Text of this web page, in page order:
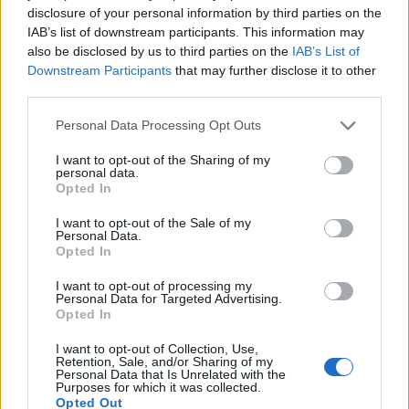
disclosure of your personal information by third parties on the
IAB’s list of downstream participants. This information may
also be disclosed by us to third parties on the IAB’s List of
Downstream Participants that may further disclose it to other
Personal Data Processing Opt Outs
I want to opt-out of the Sharing of my
personal data.
Opted In
I want to opt-out of the Sale of my
Personal Data.
Opted In
I want to opt-out of processing my
Personal Data for Targeted Advertising.
Opted In
I want to opt-out of Collection, Use,
Retention, Sale, and/or Sharing of my
Personal Data that Is Unrelated with the
Purposes for which it was collected.
Opted Out
PRÓXIMO
Barcelos apresenta programa de Comemorações dos 50
anos do 25 de abril
NÃO PERCA
Porto: Mulher identificada por venda ilegal de tabaco
liderado pelo russo Andrey Rublev, primeiro cabeça de
série, pelo italiano Luciano Darderi, pelo chileno
Alejandro Tabilo e pelo belga Alexander Blockx.
integrado na digressão de despedida do antigo vencedor
de três torneios do Grand Slam.
A edição de 2026 ficou igualmente marcada pela maior
representação portuguesa de sempre num torneio ATP
realizado em território nacional. Nuno Borges, Jaime
Faria, Henrique Rocha, Frederico Ferreira Silva, Tiago
Pereira e Tiago Torres integraram o quadro principal,
beneficiando, de igual modo, da reorganização dos wild
cards após as entradas diretas de alguns jogadores.
Entre os portugueses, Tiago Torres e Jaime Faria
protagonizaram as melhores campanhas da edição,
económico e cultural” do município
português
A cidade de Castelo Branco, na região Centro de
Portugal, acolhe, nos dias 4 e 5 de setembro, no Centro
de Cultura Contemporânea de Castelo Branco (CCCCB),
a primeira edição da “Bienal Internacional de Artes e
Ofícios”, iniciativa organizada pela Câmara Municipal de
Castelo Branco, através da Divisão de Museus e Cultura,
Perdição”, que decorrerá entre 3 e 6 de setembro.
A Bienal nasce na sequência da inclusão de Castelo